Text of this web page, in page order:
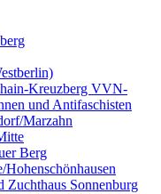
Kreuzberg VVN-
und Antifaschisten
Marzahn
Berg
Zuchthaus Sonnenburg